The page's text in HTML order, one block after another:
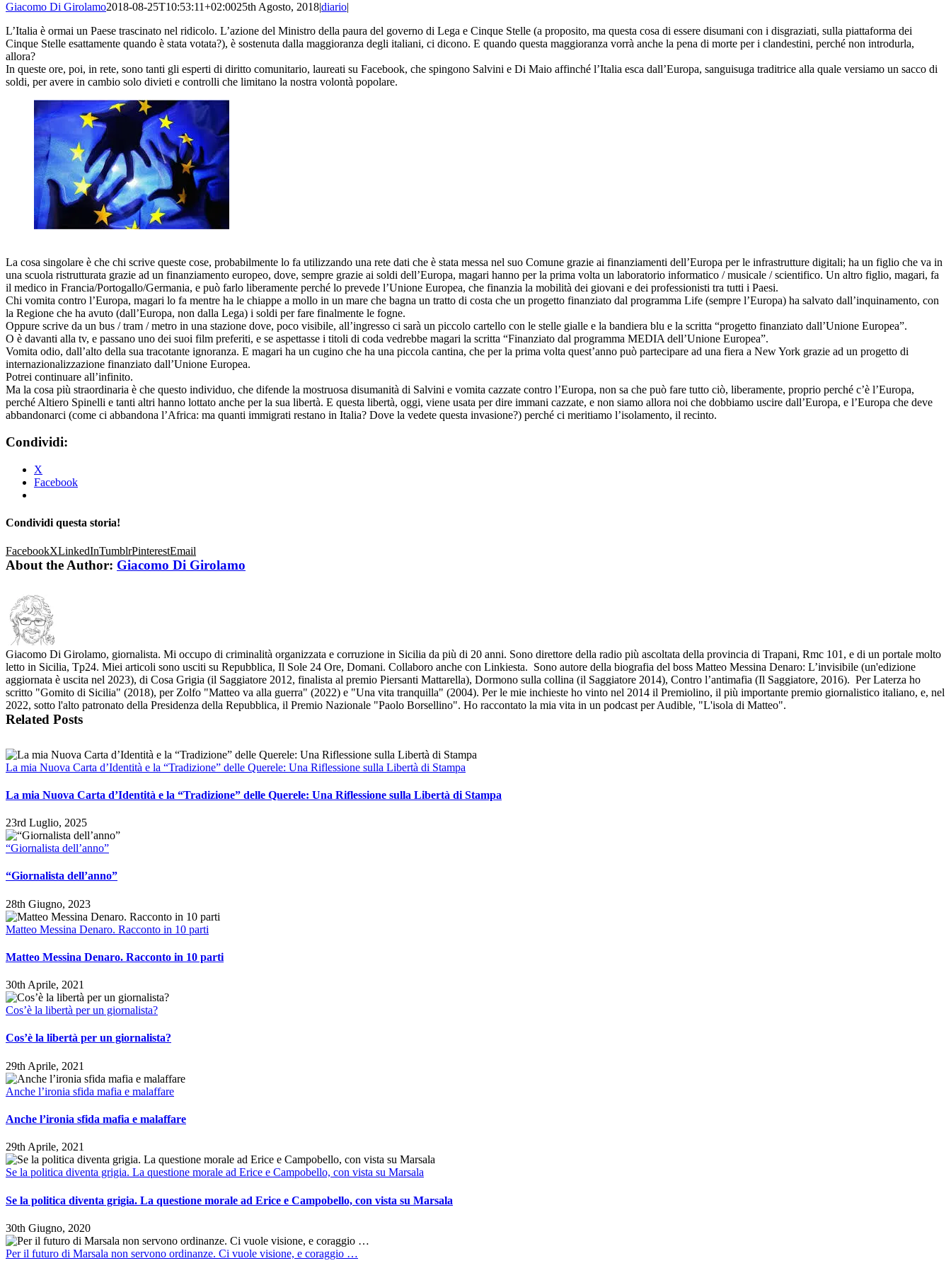
Giacomo Di Girolamo2018-08-25T10:53:11+02:0025th Agosto, 2018|diario|
L’Italia è ormai un Paese trascinato nel ridicolo. L’azione del Ministro della paura del governo di Lega e Cinque Stelle (a proposito, ma questa cosa di essere disumani con i disgraziati, sulla piattaforma dei
Cinque Stelle esattamente quando è stata votata?), è sostenuta dalla maggioranza degli italiani, ci dicono. E quando questa maggioranza vorrà anche la pena di morte per i clandestini, perché non introdurla,
allora?
In queste ore, poi, in rete, sono tanti gli esperti di diritto comunitario, laureati su Facebook, che spingono Salvini e Di Maio affinché l’Italia esca dall’Europa, sanguisuga traditrice alla quale versiamo un sacco di
soldi, per avere in cambio solo divieti e controlli che limitano la nostra volontà popolare.
La cosa singolare è che chi scrive queste cose, probabilmente lo fa utilizzando una rete dati che è stata messa nel suo Comune grazie ai finanziamenti dell’Europa per le infrastrutture digitali; ha un figlio che va in
una scuola ristrutturata grazie ad un finanziamento europeo, dove, sempre grazie ai soldi dell’Europa, magari hanno per la prima volta un laboratorio informatico / musicale / scientifico. Un altro figlio, magari, fa
il medico in Francia/Portogallo/Germania, e può farlo liberamente perché lo prevede l’Unione Europea, che finanzia la mobilità dei giovani e dei professionisti tra tutti i Paesi.
Chi vomita contro l’Europa, magari lo fa mentre ha le chiappe a mollo in un mare che bagna un tratto di costa che un progetto finanziato dal programma Life (sempre l’Europa) ha salvato dall’inquinamento, con
la Regione che ha avuto (dall’Europa, non dalla Lega) i soldi per fare finalmente le fogne.
Oppure scrive da un bus / tram / metro in una stazione dove, poco visibile, all’ingresso ci sarà un piccolo cartello con le stelle gialle e la bandiera blu e la scritta “progetto finanziato dall’Unione Europea”.
O è davanti alla tv, e passano uno dei suoi film preferiti, e se aspettasse i titoli di coda vedrebbe magari la scritta “Finanziato dal programma MEDIA dell’Unione Europea”.
Vomita odio, dall’alto della sua tracotante ignoranza. E magari ha un cugino che ha una piccola cantina, che per la prima volta quest’anno può partecipare ad una fiera a New York grazie ad un progetto di
internazionalizzazione finanziato dall’Unione Europea.
Potrei continuare all’infinito.
Ma la cosa più straordinaria è che questo individuo, che difende la mostruosa disumanità di Salvini e vomita cazzate contro l’Europa, non sa che può fare tutto ciò, liberamente, proprio perché c’è l’Europa,
perché Altiero Spinelli e tanti altri hanno lottato anche per la sua libertà. E questa libertà, oggi, viene usata per dire immani cazzate, e non siamo allora noi che dobbiamo uscire dall’Europa, e l’Europa che deve
abbandonarci (come ci abbandona l’Africa: ma quanti immigrati restano in Italia? Dove la vedete questa invasione?) perché ci meritiamo l’isolamento, il recinto.
Condividi:
X
Facebook
Condividi questa storia!
FacebookXLinkedInTumblrPinterestEmail
About the Author: Giacomo Di Girolamo
Giacomo Di Girolamo, giornalista. Mi occupo di criminalità organizzata e corruzione in Sicilia da più di 20 anni. Sono direttore della radio più ascoltata della provincia di Trapani, Rmc 101, e di un portale molto
letto in Sicilia, Tp24. Miei articoli sono usciti su Repubblica, Il Sole 24 Ore, Domani. Collaboro anche con Linkiesta. Sono autore della biografia del boss Matteo Messina Denaro: L’invisibile (un'edizione
aggiornata è uscita nel 2023), di Cosa Grigia (il Saggiatore 2012, finalista al premio Piersanti Mattarella), Dormono sulla collina (il Saggiatore 2014), Contro l’antimafia (Il Saggiatore, 2016). Per Laterza ho
scritto "Gomito di Sicilia" (2018), per Zolfo "Matteo va alla guerra" (2022) e "Una vita tranquilla" (2004). Per le mie inchieste ho vinto nel 2014 il Premiolino, il più importante premio giornalistico italiano, e, nel
2022, sotto l'alto patronato della Presidenza della Repubblica, il Premio Nazionale "Paolo Borsellino". Ho raccontato la mia vita in un podcast per Audible, "L'isola di Matteo".
Related Posts
La mia Nuova Carta d’Identità e la “Tradizione” delle Querele: Una Riflessione sulla Libertà di Stampa
La mia Nuova Carta d’Identità e la “Tradizione” delle Querele: Una Riflessione sulla Libertà di Stampa
23rd Luglio, 2025
“Giornalista dell’anno”
“Giornalista dell’anno”
28th Giugno, 2023
Matteo Messina Denaro. Racconto in 10 parti
Matteo Messina Denaro. Racconto in 10 parti
30th Aprile, 2021
Cos’è la libertà per un giornalista?
Cos’è la libertà per un giornalista?
29th Aprile, 2021
Anche l’ironia sfida mafia e malaffare
Anche l’ironia sfida mafia e malaffare
29th Aprile, 2021
Se la politica diventa grigia. La questione morale ad Erice e Campobello, con vista su Marsala
Se la politica diventa grigia. La questione morale ad Erice e Campobello, con vista su Marsala
30th Giugno, 2020
Per il futuro di Marsala non servono ordinanze. Ci vuole visione, e coraggio …